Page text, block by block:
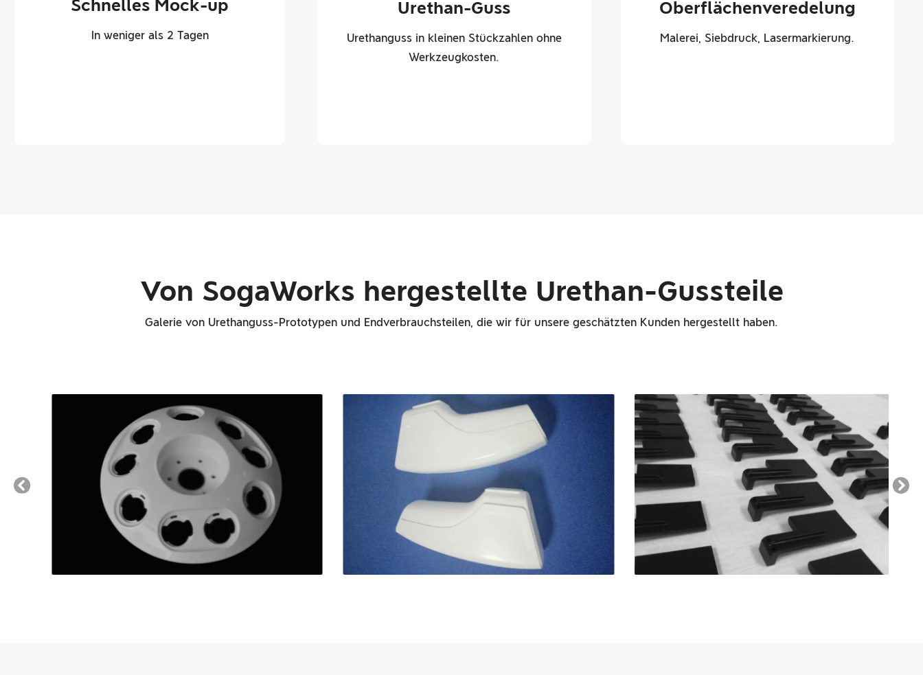
Schnelles Mock-up
In weniger als 2 Tagen
Urethan-Guss
Urethanguss in kleinen Stückzahlen ohne
Werkzeugkosten.
Oberflächenveredelung
Malerei, Siebdruck, Lasermarkierung.
Von SogaWorks hergestellte Urethan-Gussteile
Galerie von Urethanguss-Prototypen und Endverbrauchsteilen, die wir für unsere geschätzten Kunden hergestellt haben.